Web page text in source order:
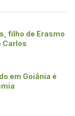
filho de Erasmo
Carlos
em Goiânia é